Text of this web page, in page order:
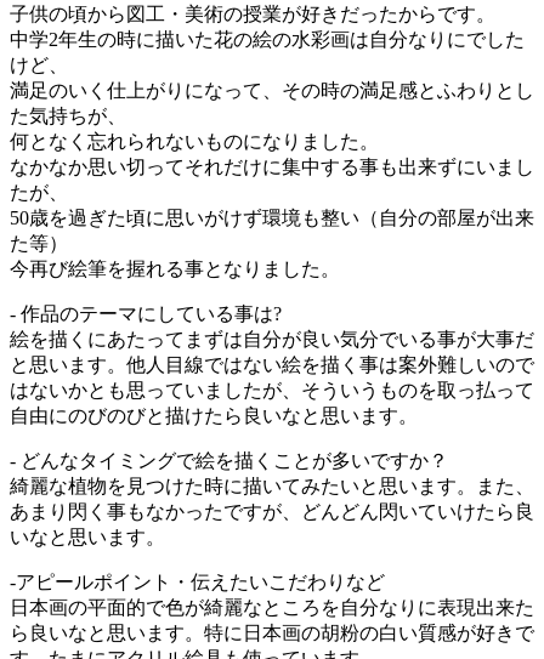
子供の頃から図工・美術の授業が好きだったからです。
中学2年生の時に描いた花の絵の水彩画は自分なりにでした
けど、
満足のいく仕上がりになって、その時の満足感とふわりとし
た気持ちが、
何となく忘れられないものになりました。
なかなか思い切ってそれだけに集中する事も出来ずにいまし
たが、
50歳を過ぎた頃に思いがけず環境も整い（自分の部屋が出来
た等）
今再び絵筆を握れる事となりました。
- 作品のテーマにしている事は?
絵を描くにあたってまずは自分が良い気分でいる事が大事だ
と思います。他人目線ではない絵を描く事は案外難しいので
はないかとも思っていましたが、そういうものを取っ払って
自由にのびのびと描けたら良いなと思います。
- どんなタイミングで絵を描くことが多いですか？
綺麗な植物を見つけた時に描いてみたいと思います。また、
あまり閃く事もなかったですが、どんどん閃いていけたら良
いなと思います。
-アピールポイント・伝えたいこだわりなど
日本画の平面的で色が綺麗なところを自分なりに表現出来た
ら良いなと思います。特に日本画の胡粉の白い質感が好きで